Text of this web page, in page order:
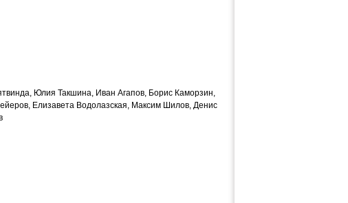
Юлия Такшина, Иван Агапов, Борис Каморзин,
Елизавета Водолазская, Максим Шилов, Денис